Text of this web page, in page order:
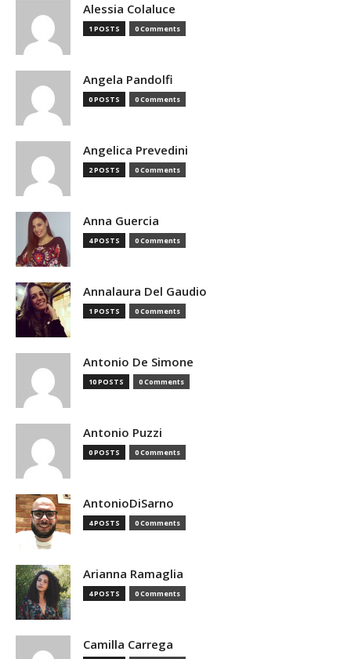
Alessia Colaluce
1 POSTS 0 Comments
Angela Pandolfi
0 POSTS 0 Comments
Angelica Prevedini
2 POSTS 0 Comments
Anna Guercia
4 POSTS 0 Comments
Annalaura Del Gaudio
1 POSTS 0 Comments
Antonio De Simone
10 POSTS 0 Comments
Antonio Puzzi
0 POSTS 0 Comments
AntonioDiSarno
4 POSTS 0 Comments
Arianna Ramaglia
4 POSTS 0 Comments
Camilla Carrega